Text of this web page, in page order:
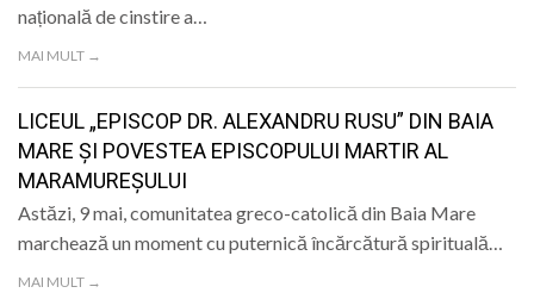
națională de cinstire a…
MAI MULT →
LICEUL „EPISCOP DR. ALEXANDRU RUSU” DIN BAIA
MARE ȘI POVESTEA EPISCOPULUI MARTIR AL
MARAMUREȘULUI
Astăzi, 9 mai, comunitatea greco-catolică din Baia Mare
marchează un moment cu puternică încărcătură spirituală…
MAI MULT →